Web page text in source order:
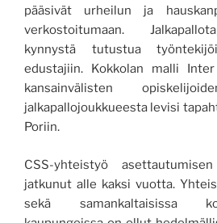
pääsivät urheilun ja
verkostoitumaan.
kynnystä tutustua
edustajiin. Kokkolan malli
kansainvälisten
jalkapallojoukkueesta levisi
Poriin.
CSS-yhteistyö
jatkunut alle kaksi vuotta.
sekä samankaltaisissa